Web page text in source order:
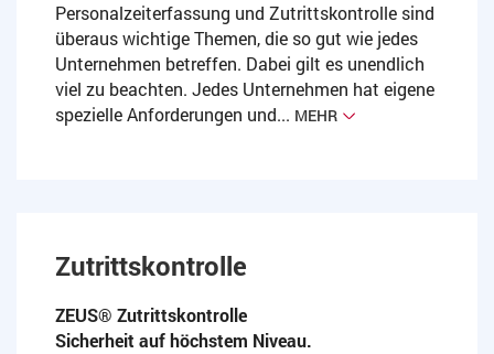
Personalzeiterfassung und Zutrittskontrolle sind
überaus wichtige Themen, die so gut wie jedes
Unternehmen betreffen. Dabei gilt es unendlich
viel zu beachten. Jedes Unternehmen hat eigene
spezielle Anforderungen und... MEHR
Zutrittskontrolle
ZEUS® Zutrittskontrolle
Sicherheit auf höchstem Niveau.